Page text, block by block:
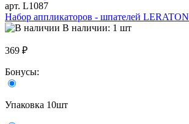
арт. L1087
Набор аппликаторов - шпателей LERATON
В наличии: 1 шт
369 ₽
Бонусы:
Упаковка 10шт